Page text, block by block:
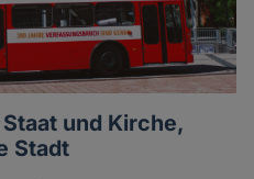
und Kirche,
Stadt